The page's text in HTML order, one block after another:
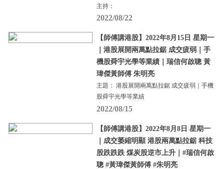
主持：
2022/08/22
【師傅講港股】2022年8月15日 星期一
｜港股展開兩萬點拉鋸 成交疲弱｜手
機股舜宇光學等業績｜瑞信何啟聰 黃
瑋傑黃師傅 朱明亮
主題： 港股展開兩萬點拉鋸 成交疲弱｜手機
股舜宇光學等業績
2022/08/15
【師傅講港股】2022年8月8日 星期一
｜成交萎縮明顯 港股兩萬點拉鋸 科技
股跌跌跌 煤炭股逆市上升｜#瑞信何啟
聰 #黃瑋傑黃師傅 #朱明亮